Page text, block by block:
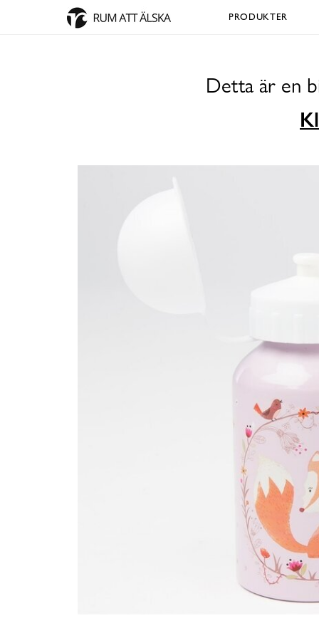
PRODUKTER
Detta är en